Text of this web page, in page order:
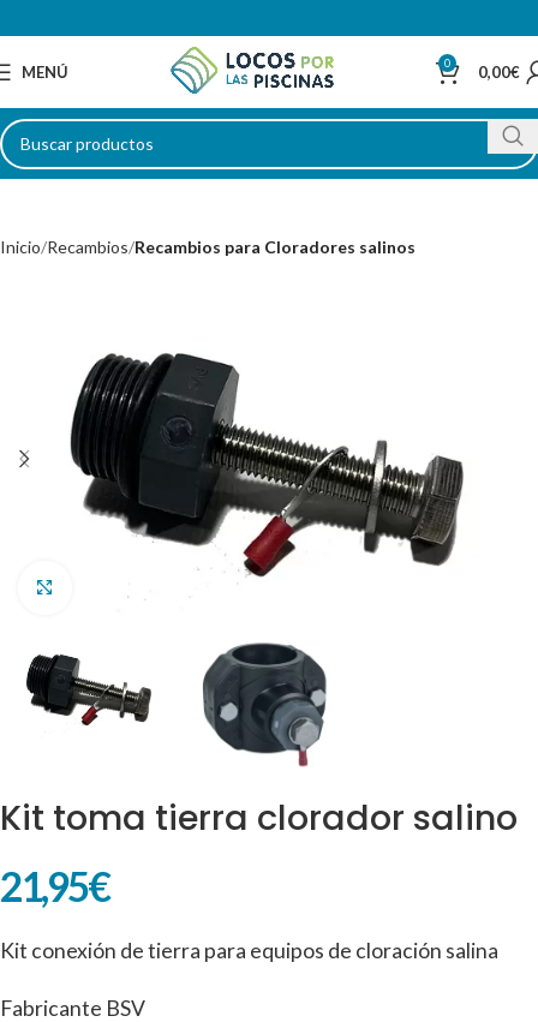
MENÚ 0 0,00€
Inicio Recambios Recambios para Cloradores salinos
Kit toma tierra clorador salino
21,95€
Kit conexión de tierra para equipos de cloración salina
Fabricante BSV